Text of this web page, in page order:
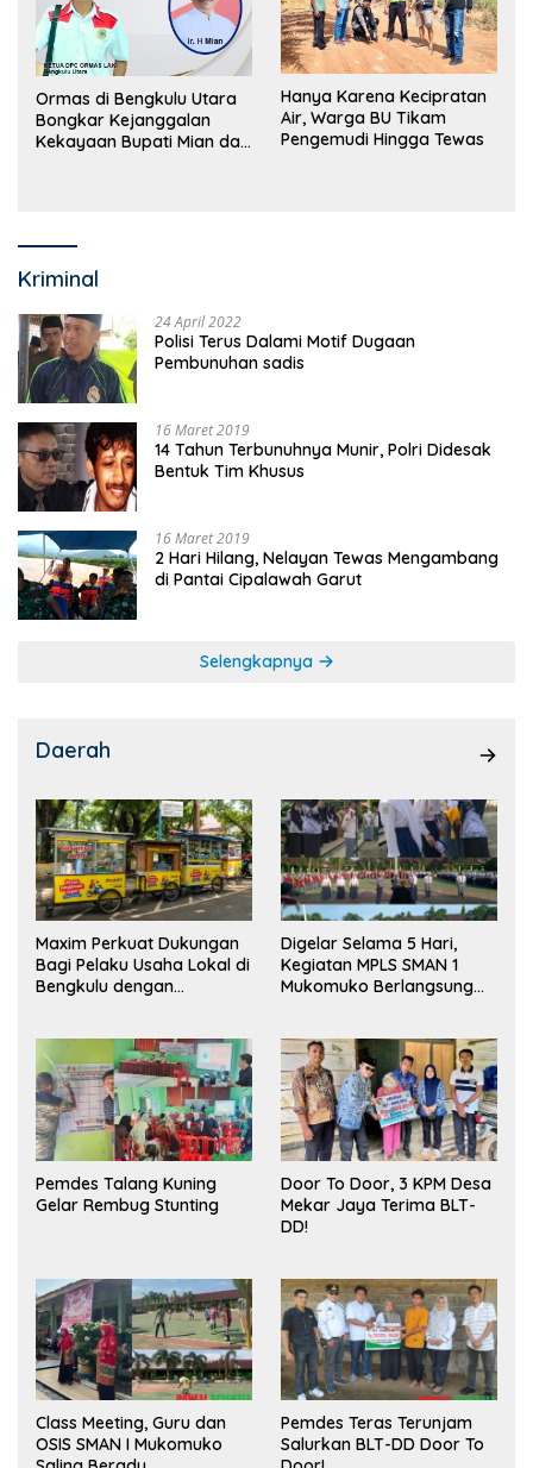
Ormas di Bengkulu Utara
Bongkar Kejanggalan
Kekayaan Bupati Mian dan
Hanya Karena Kecipratan
Air, Warga BU Tikam
Pengemudi Hingga Tewas
Kriminal
24 April 2022
Polisi Terus Dalami Motif Dugaan
Pembunuhan sadis
16 Maret 2019
14 Tahun Terbunuhnya Munir, Polri Didesak
Bentuk Tim Khusus
16 Maret 2019
2 Hari Hilang, Nelayan Tewas Mengambang
di Pantai Cipalawah Garut
Selengkapnya
Daerah
Maxim Perkuat Dukungan
Bagi Pelaku Usaha Lokal di
Bengkulu dengan
Pasar
Digelar Selama 5 Hari,
Kegiatan MPLS SMAN 1
Mukomuko Berlangsung
Pemdes Talang Kuning
Gelar Rembug Stunting
Door To Door, 3 KPM Desa
Mekar Jaya Terima BLT-
DD!
Class Meeting, Guru dan
OSIS SMAN I Mukomuko
Pemdes Teras Terunjam
Salurkan BLT-DD Door To